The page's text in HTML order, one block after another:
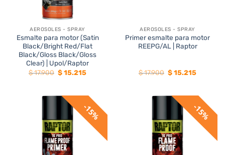
AEROSOLES - SPRAY
Esmalte para motor (Satin
Black/Bright Red/Flat
Black/Gloss Black/Gloss
Clear) | Upol/Raptor
$17.900 El
precio
$ 17.900.
$15.215El
$ 15.215.
AEROSOLES - SPRAY
Primer esmalte para motor
REEPG/AL | Raptor
$17.900 El
precio
$ 17.900.
$15.215El
$ 15.215.
15% 15%